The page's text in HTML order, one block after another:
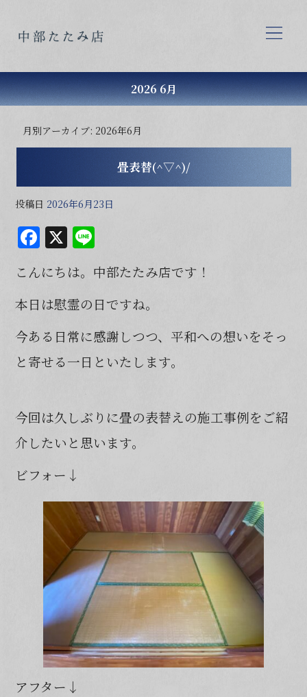
2026 6月
月別アーカイブ: 2026年6月
畳表替(^▽^)/
投稿日 2026年6月23日
F
a
c
e
b
o
o
X
n
e
こんにちは。中部たたみ店です！
本日は慰霊の日ですね。
今ある日常に感謝しつつ、平和への想いをそっ
と寄せる一日といたします。
今回は久しぶりに畳の表替えの施工事例をご紹
介したいと思います。
ビフォー↓
アフター↓